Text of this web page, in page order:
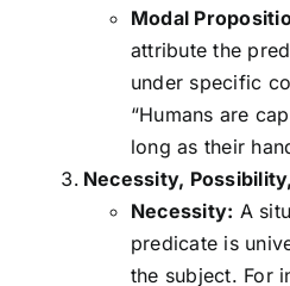
Modal
attribute the
under specific
“Humans are
long as their
Necessity,
Necessity: A
predicate is
the subject. For